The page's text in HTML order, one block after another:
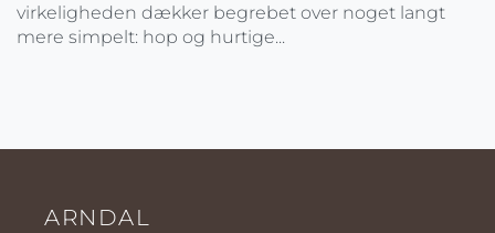
virkeligheden dækker begrebet over noget langt
mere simpelt: hop og hurtige...
ARNDAL